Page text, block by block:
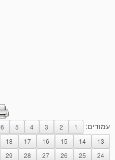
עמודים: 1
2
3
4
5
6
13
14
15
16
17
18
24
25
26
27
28
29